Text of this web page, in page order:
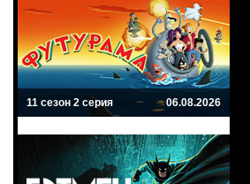
11 сезон 2 серия 06.08.2026